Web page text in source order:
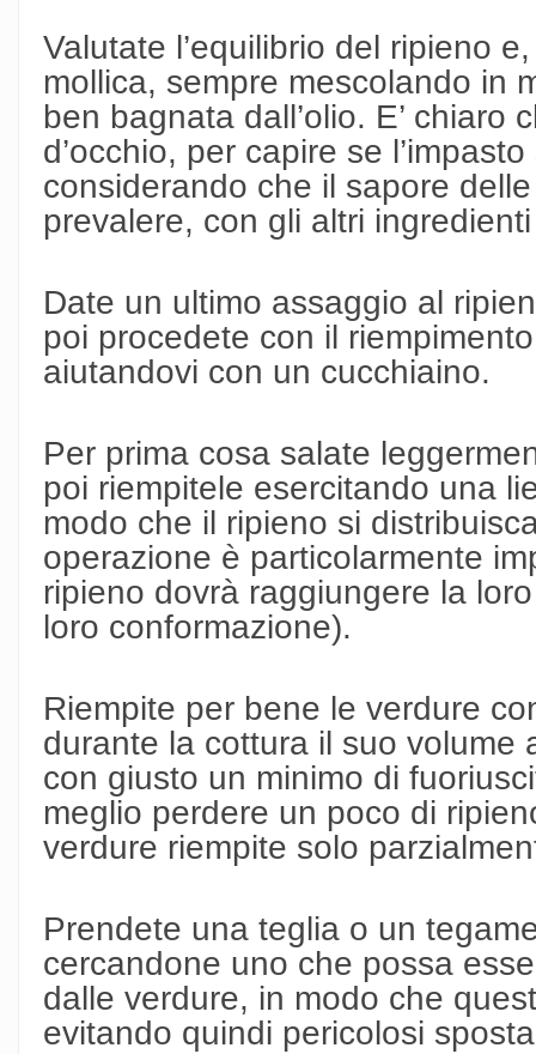
Valutate l’equilibrio del ripieno
mollica, sempre mescolando in
ben bagnata dall’olio. E’ chiaro
d’occhio, per capire se
considerando che il sapore
prevalere, con gli altri
Date un ultimo assaggio al
poi procedete con il
aiutandovi con un cucchiaino.
Per prima cosa salate
poi riempitele esercitando una
modo che il ripieno si
operazione è particolarmente
ripieno dovrà raggiungere la
loro conformazione).
Riempite per bene le verdure
durante la cottura il suo volume
con giusto un minimo di
meglio perdere un poco di
verdure riempite solo
Prendete una teglia o un
cercandone uno che possa
dalle verdure, in modo che
evitando quindi pericolosi